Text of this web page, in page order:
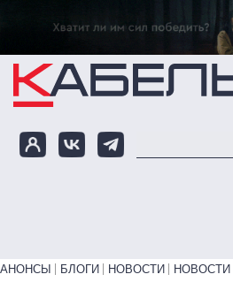
Перейти к основному
Primary links bottom
АНОНСЫ БЛОГИ НОВОСТИ